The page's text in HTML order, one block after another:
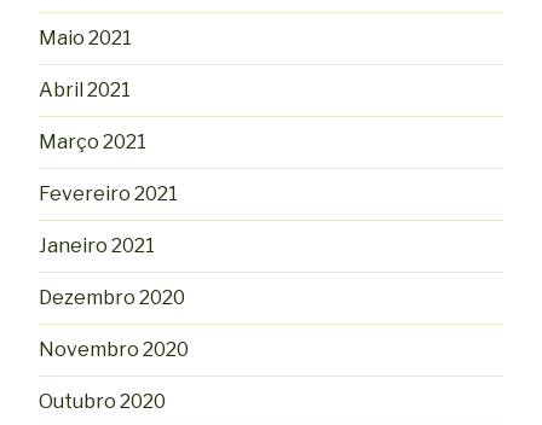
Maio 2021
Abril 2021
Março 2021
Fevereiro 2021
Janeiro 2021
Dezembro 2020
Novembro 2020
Outubro 2020